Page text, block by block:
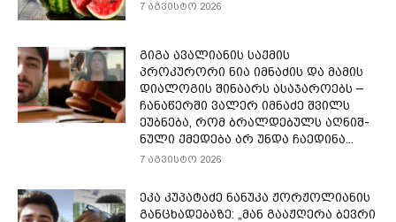
7 აგვისტო 2026
გიგა ავალიანის საქმის
პროკურორი ნია იმნაძის და მამის
დიალოგის შინაარს ასაჯაროებს –
ჩა­ნა­წერ­ში ვა­ლერ იმ­ნა­ძე შვილს
ეუბ­ნე­ბა, რომ ბრალ­დე­ბულს აღ­ნიშ­
ნუ­ლი ქმე­დე­ბა არ უნდა ჩა­ე­დი­ნა...
7 აგვისტო 2026
ეკა კუპატაძე ნანუკა ჟორჟოლიანის
განცხადებაზე: „მან გააჟღერა ბევრი